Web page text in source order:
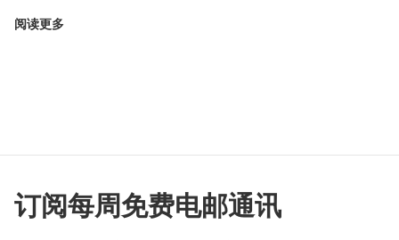
阅读更多
订阅每周免费电邮通讯